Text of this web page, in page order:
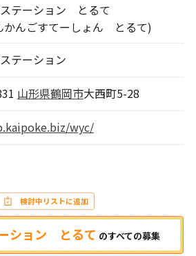
テーション とるて
かんごすてーしょん とるて)
テーション
山形県鶴岡市大西町5-28
wyc/
ション とるて のすべての募集
検討中リストに追加